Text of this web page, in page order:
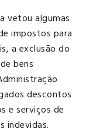
vetou algumas
impostos para
a exclusão do
bens
descontos
e serviços de
indevidas.